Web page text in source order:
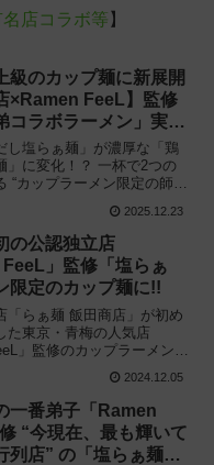
店コラボ等 】
級のカップ麺に新展開
×Ramen FeeL】監修
コラボラーメン」実
し塩らぁ麺」が濃厚な「鶏
」に変化！？ 一杯で2つの
“カップラーメン限定の師弟
夢の師弟コラボラーメン」
感想と評価・レビューで
2025.12.23
の公認独立店
FeeL」監修「塩らぁ
限定のカップ麺に!!
「らぁ麺 飯田商店」が初め
た東京・青梅の人気店
」監修のカップラーメンが
（フィール）塩らぁ麺」を
想と評価・レビューです。
2024.12.05
一番弟子「Ramen
“今現在、最も輝いて
列店” の「塩らぁ麺」